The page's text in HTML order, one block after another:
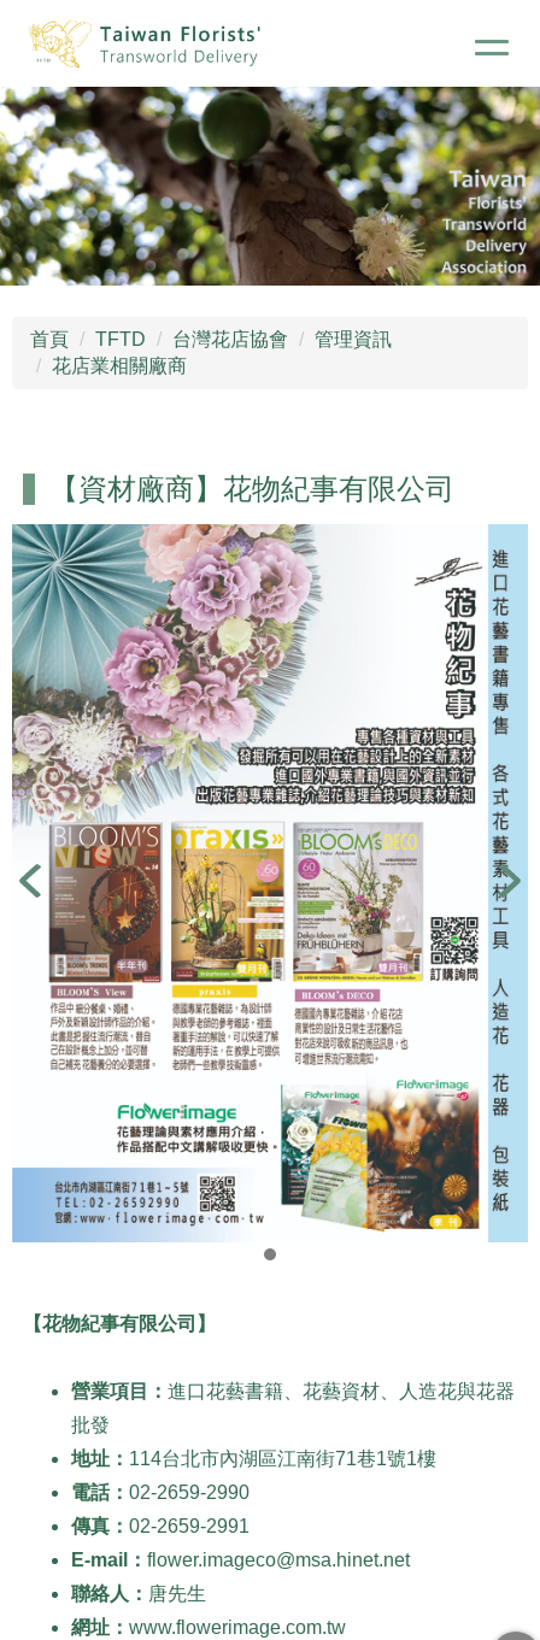
首頁 TFTD 台灣花店協會
管理資訊
花店業相關廠商
【資材廠商】花物紀事有限公司
【花物紀事有限公司】
營業項目：進口花藝書籍、花藝資材、人造花與花器
批發
地址： 114台北市內湖區江南街71巷1號1樓
電話：02-2659-2990
傳真：02-2659-2991
E-mail：flower.imageco@msa.hinet.net
聯絡人： 唐先生
網址：www.flowerimage.com.tw